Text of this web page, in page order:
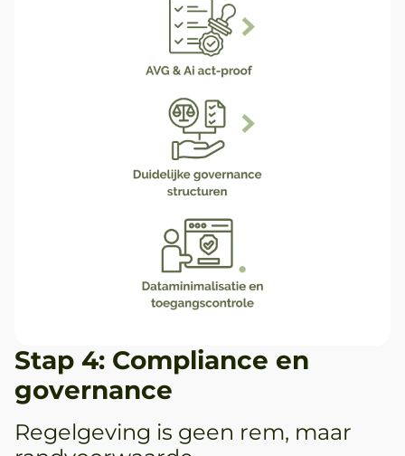
Stap 4: Compliance en
governance
Regelgeving is geen rem, maar